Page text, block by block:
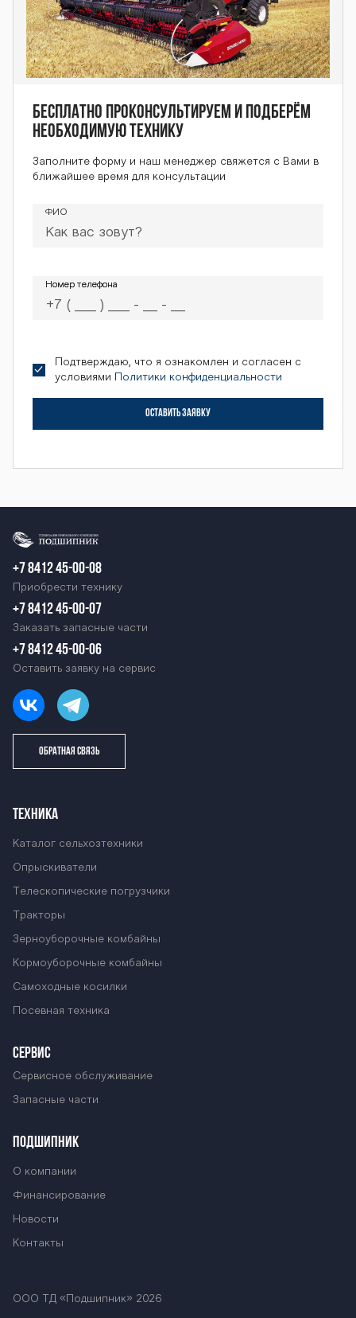
Бесплатно проконсультируем и подберём
необходимую технику
Заполните форму и наш менеджер свяжется с Вами в
ближайшее время для консультации
ФИО
Номер телефона
Номер телефона
Подтверждаю, что я ознакомлен и согласен с
условиями
Политики конфиденциальности
ОСТАВИТЬ ЗАЯВКУ
+7 8412 45-00-08
Приобрести технику
+7 8412 45-00-07
Заказать запасные части
+7 8412 45-00-06
Оставить заявку на сервис
ОБРАТНАЯ СВЯЗЬ
ТЕХНИКА
Каталог сельхозтехники
Опрыскиватели
Телескопические погрузчики
Тракторы
Зерноуборочные комбайны
Кормоуборочные комбайны
Самоходные косилки
Посевная техника
СЕРВИС
Сервисное обслуживание
Запасные части
ПОДШИПНИК
О компании
Финансирование
Новости
Контакты
ООО ТД «Подшипник» 2026